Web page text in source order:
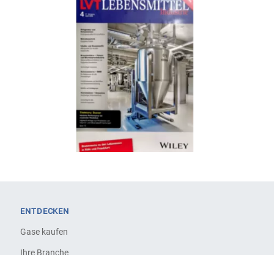
ENTDECKEN
Gase kaufen
Ihre Branche